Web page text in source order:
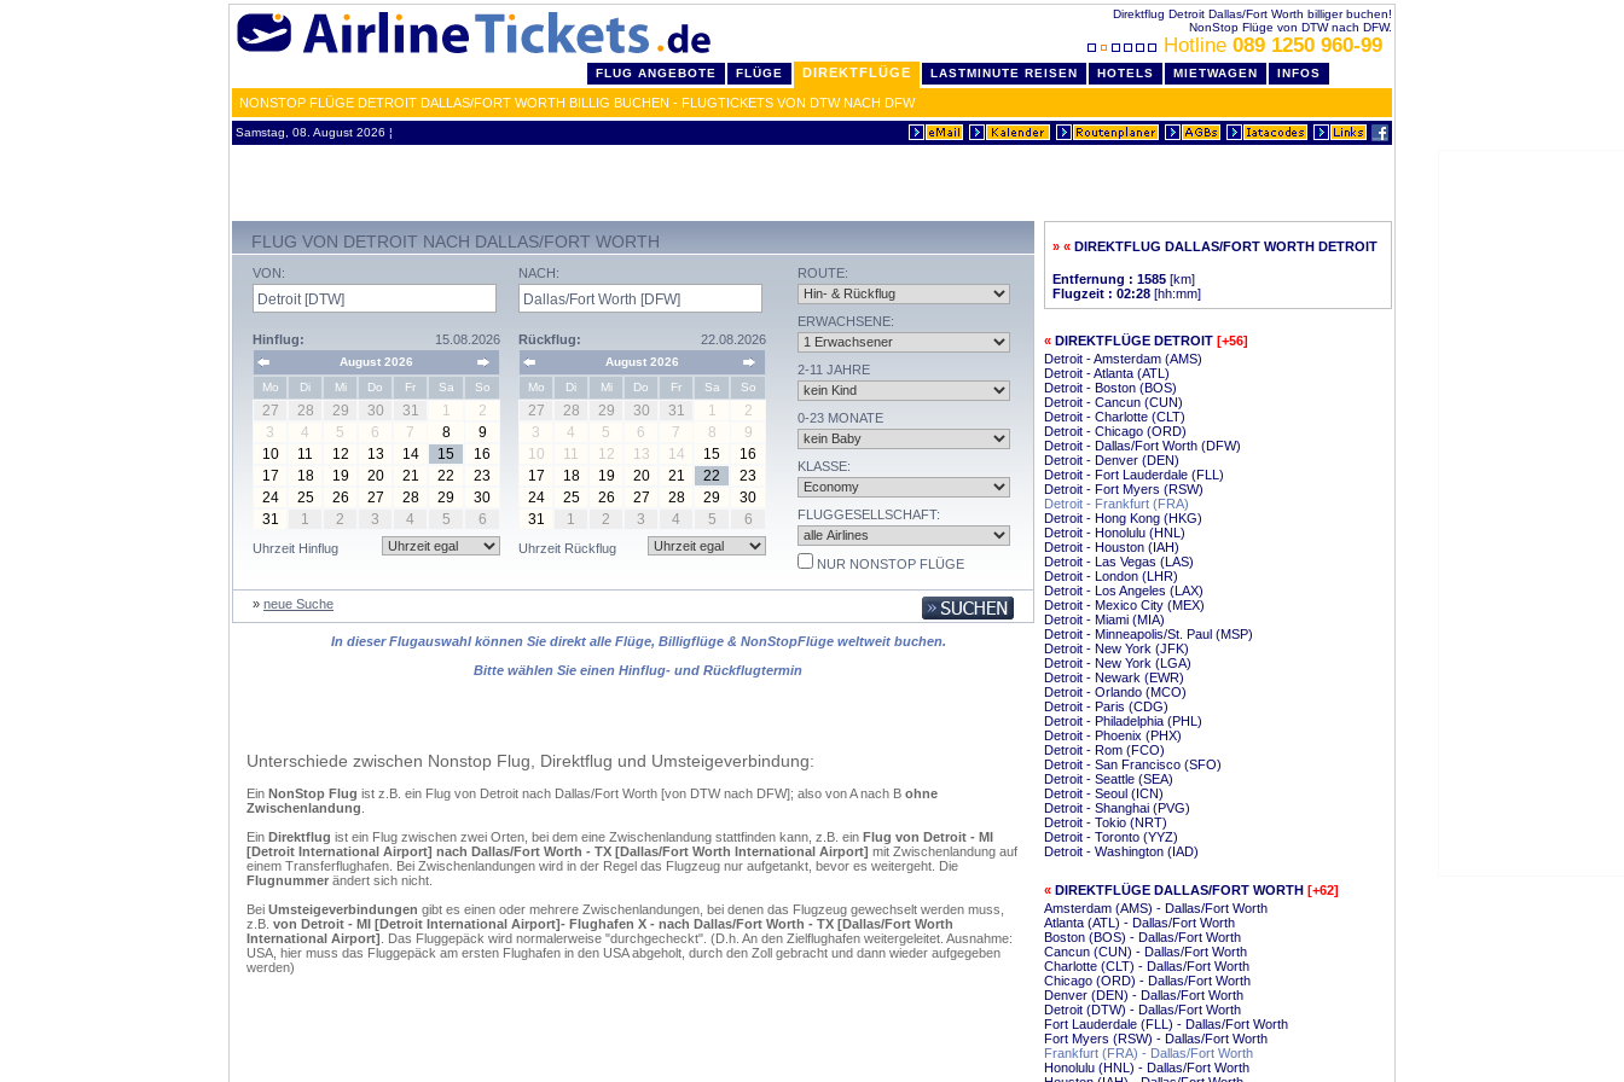
Direktflug Detroit Dallas/Fort Worth billiger buchen!
NonStop Flüge von DTW nach DFW.
Hotline 089 1250 960-99
FLUG ANGEBOTE FLÜGE DIREKTFLÜGE LASTMINUTE REISEN HOTELS MIETWAGEN INFOS
NONSTOP FLÜGE DETROIT DALLAS/FORT WORTH BILLIG BUCHEN - FLUGTICKETS VON DTW NACH DFW
Samstag, 08. August 2026 ¦
FLUG VON DETROIT NACH DALLAS/FORT WORTH
VON:
Hinflug: 15.08.2026
August 2026
Mo
Di Mi Do Fr Sa So
27 28 29 30 31 1
2
3
4 5 6 7 8
9
10
11 12 13 14 15
16
17
18 19 20 21 22
23
24
25 26 27 28 29
30
31
1 2 3 4 5 6
Uhrzeit Hinflug
NACH:
Rückflug: 22.08.2026
August 2026
Mo
Di Mi Do Fr Sa So
27 28 29 30 31 1
2
3
4 5 6 7 8
9
10
11 12 13 14 15
16
17
18 19 20 21 22
23
24
25 26 27 28 29
30
31
1 2 3 4 5 6
Uhrzeit Rückflug
ROUTE:
ERWACHSENE:
2-11 JAHRE
0-23 MONATE
KLASSE:
FLUGGESELLSCHAFT:
NUR NONSTOP FLÜGE
» neue Suche
In dieser Flugauswahl können Sie direkt alle Flüge, Billigflüge & NonStopFlüge weltweit buchen.
Bitte wählen Sie einen Hinflug- und Rückflugtermin
Unterschiede zwischen Nonstop Flug, Direktflug und Umsteigeverbindung:
Ein NonStop Flug ist z.B. ein Flug von Detroit nach Dallas/Fort Worth [von DTW nach DFW]; also von A nach B ohne
Zwischenlandung
Ein Direktflug ist ein Flug zwischen zwei Orten, bei dem eine Zwischenlandung stattfinden kann, z.B. ein Flug von Detroit - MI
[Detroit International Airport] nach Dallas/Fort Worth - TX [Dallas/Fort Worth International Airport] mit Zwischenlandung auf
einem Transferflughafen. Bei Zwischenlandungen wird in der Regel das Flugzeug nur aufgetankt, bevor es weitergeht. Die
Flugnummer ändert sich nicht.
Bei Umsteigeverbindungen gibt es einen oder mehrere Zwischenlandungen, bei denen das Flugzeug gewechselt werden muss,
z.B. von Detroit - MI [Detroit International Airport]- Flughafen X - nach Dallas/Fort Worth - TX [Dallas/Fort Worth
International Airport] . Das Fluggepäck wird normalerweise "durchgecheckt". (D.h. An den Zielflughafen weitergeleitet. Ausnahme:
USA, hier muss das Fluggepäck am ersten Flughafen in den USA abgeholt, durch den Zoll gebracht und dann wieder aufgegeben
werden)
» « DIREKTFLUG DALLAS/FORT WORTH DETROIT
Entfernung : 1585 [km]
Flugzeit : 02:28 [hh:mm]
« DIREKTFLÜGE DETROIT [+56]
Detroit - Amsterdam (AMS)
Detroit - Atlanta (ATL)
Detroit - Boston (BOS)
Detroit - Cancun (CUN)
Detroit - Charlotte (CLT)
Detroit - Chicago (ORD)
Detroit - Dallas/Fort Worth (DFW)
Detroit - Denver (DEN)
Detroit - Fort Lauderdale (FLL)
Detroit - Fort Myers (RSW)
Detroit - Frankfurt (FRA)
Detroit - Hong Kong (HKG)
Detroit - Honolulu (HNL)
Detroit - Houston (IAH)
Detroit - Las Vegas (LAS)
Detroit - London (LHR)
Detroit - Los Angeles (LAX)
Detroit - Mexico City (MEX)
Detroit - Miami (MIA)
Detroit - Minneapolis/St. Paul (MSP)
Detroit - New York (JFK)
Detroit - New York (LGA)
Detroit - Newark (EWR)
Detroit - Orlando (MCO)
Detroit - Paris (CDG)
Detroit - Philadelphia (PHL)
Detroit - Phoenix (PHX)
Detroit - Rom (FCO)
Detroit - San Francisco (SFO)
Detroit - Seattle (SEA)
Detroit - Seoul (ICN)
Detroit - Shanghai (PVG)
Detroit - Tokio (NRT)
Detroit - Toronto (YYZ)
Detroit - Washington (IAD)
« DIREKTFLÜGE DALLAS/FORT WORTH [+62]
Amsterdam (AMS) - Dallas/Fort Worth
Atlanta (ATL) - Dallas/Fort Worth
Boston (BOS) - Dallas/Fort Worth
Cancun (CUN) - Dallas/Fort Worth
Charlotte (CLT) - Dallas/Fort Worth
Chicago (ORD) - Dallas/Fort Worth
Denver (DEN) - Dallas/Fort Worth
Detroit (DTW) - Dallas/Fort Worth
Fort Lauderdale (FLL) - Dallas/Fort Worth
Fort Myers (RSW) - Dallas/Fort Worth
Frankfurt (FRA) - Dallas/Fort Worth
Honolulu (HNL) - Dallas/Fort Worth